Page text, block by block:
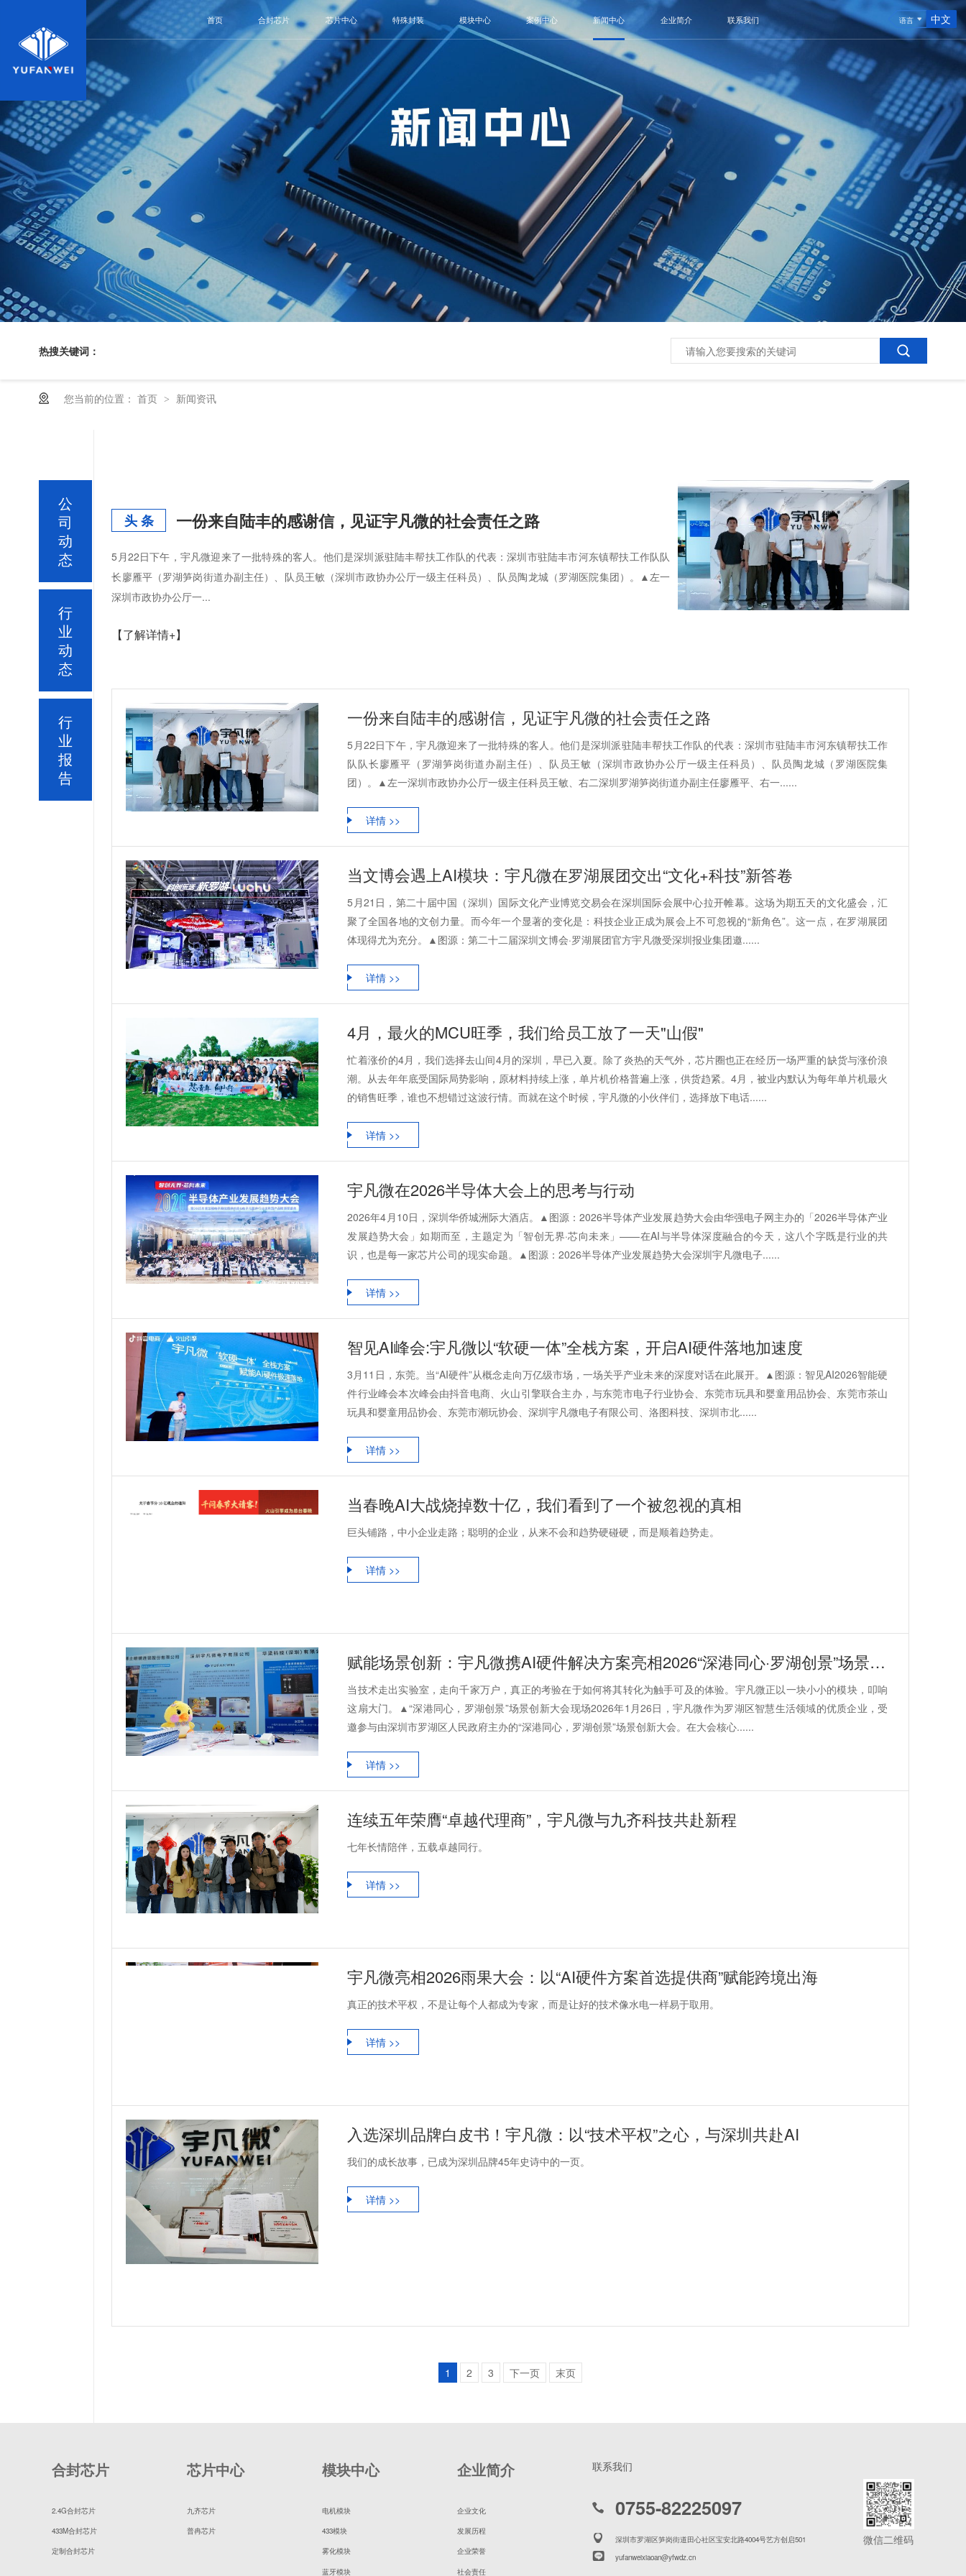
语言 中文
首页 合封芯片 芯片中心 特殊封装 模块中心 案例中心 新闻中心 企业简介 联系我们
热搜关键词：
您当前的位置： 首页 > 新闻资讯
头 条 一份来自陆丰的感谢信，见证宇凡微的社会责任之路
5月22日下午，宇凡微迎来了一批特殊的客人。他们是深圳派驻陆丰帮扶工作队的代表：深圳市驻陆丰市河东镇帮扶工作队队
长廖雁平（罗湖笋岗街道办副主任）、队员王敏（深圳市政协办公厅一级主任科员）、队员陶龙城（罗湖医院集团）。▲左一
深圳市政协办公厅一...
【了解详情+】
一份来自陆丰的感谢信，见证宇凡微的社会责任之路
5月22日下午，宇凡微迎来了一批特殊的客人。他们是深圳派驻陆丰帮扶工作队的代表：深圳市驻陆丰市河东镇帮扶工作
队队长廖雁平（罗湖笋岗街道办副主任）、队员王敏（深圳市政协办公厅一级主任科员）、队员陶龙城（罗湖医院集
团）。▲左一深圳市政协办公厅一级主任科员王敏、右二深圳罗湖笋岗街道办副主任廖雁平、右一......
详情 >>
当文博会遇上AI模块：宇凡微在罗湖展团交出“文化+科技”新答卷
5月21日，第二十届中国（深圳）国际文化产业博览交易会在深圳国际会展中心拉开帷幕。这场为期五天的文化盛会，汇
聚了全国各地的文创力量。而今年一个显著的变化是：科技企业正成为展会上不可忽视的“新角色”。这一点，在罗湖展团
体现得尤为充分。▲图源：第二十二届深圳文博会·罗湖展团官方宇凡微受深圳报业集团邀......
详情 >>
4月，最火的MCU旺季，我们给员工放了一天"山假"
忙着涨价的4月，我们选择去山间4月的深圳，早已入夏。除了炎热的天气外，芯片圈也正在经历一场严重的缺货与涨价浪
潮。从去年年底受国际局势影响，原材料持续上涨，单片机价格普遍上涨，供货趋紧。4月，被业内默认为每年单片机最火
的销售旺季，谁也不想错过这波行情。而就在这个时候，宇凡微的小伙伴们，选择放下电话......
详情 >>
宇凡微在2026半导体大会上的思考与行动
2026年4月10日，深圳华侨城洲际大酒店。▲图源：2026半导体产业发展趋势大会由华强电子网主办的「2026半导体产业
发展趋势大会」如期而至，主题定为「智创无界·芯向未来」——在AI与半导体深度融合的今天，这八个字既是行业的共
识，也是每一家芯片公司的现实命题。▲图源：2026半导体产业发展趋势大会深圳宇凡微电子......
详情 >>
智见AI峰会:宇凡微以“软硬一体”全栈方案，开启AI硬件落地加速度
3月11日，东莞。当“AI硬件”从概念走向万亿级市场，一场关乎产业未来的深度对话在此展开。▲图源：智见AI2026智能硬
件行业峰会本次峰会由抖音电商、火山引擎联合主办，与东莞市电子行业协会、东莞市玩具和婴童用品协会、东莞市茶山
玩具和婴童用品协会、东莞市潮玩协会、深圳宇凡微电子有限公司、洛图科技、深圳市北......
详情 >>
当春晚AI大战烧掉数十亿，我们看到了一个被忽视的真相
巨头铺路，中小企业走路；聪明的企业，从来不会和趋势硬碰硬，而是顺着趋势走。
详情 >>
赋能场景创新：宇凡微携AI硬件解决方案亮相2026“深港同心·罗湖创景”场景创新大会!
当技术走出实验室，走向千家万户，真正的考验在于如何将其转化为触手可及的体验。宇凡微正以一块小小的模块，叩响
这扇大门。▲“深港同心，罗湖创景”场景创新大会现场2026年1月26日，宇凡微作为罗湖区智慧生活领域的优质企业，受
邀参与由深圳市罗湖区人民政府主办的“深港同心，罗湖创景”场景创新大会。在大会核心......
详情 >>
连续五年荣膺“卓越代理商”，宇凡微与九齐科技共赴新程
七年长情陪伴，五载卓越同行。
详情 >>
宇凡微亮相2026雨果大会：以“AI硬件方案首选提供商”赋能跨境出海
真正的技术平权，不是让每个人都成为专家，而是让好的技术像水电一样易于取用。
详情 >>
入选深圳品牌白皮书！宇凡微：以“技术平权”之心，与深圳共赴AI
我们的成长故事，已成为深圳品牌45年史诗中的一页。
详情 >>
1 2 3 下一页 末页
公
司
动
态
行
业
动
态
行
业
报
告
合封芯片
2.4G合封芯片
433M合封芯片
定制合封芯片
芯片中心
九齐芯片
普冉芯片
模块中心
电机模块
433模块
雾化模块
蓝牙模块
企业简介
企业文化
发展历程
企业荣誉
社会责任
联系我们
0755-82225097
深圳市罗湖区笋岗街道田心社区宝安北路4004号艺方创启501
yufanweixiaoan@yfwdz.cn
微信二维码